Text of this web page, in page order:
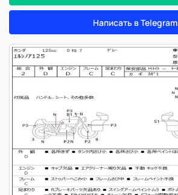
Написать в Telegram